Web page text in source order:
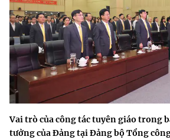
Vai trò của công tác tuyên giáo trong
tưởng của Đảng tại Đảng bộ Tổng